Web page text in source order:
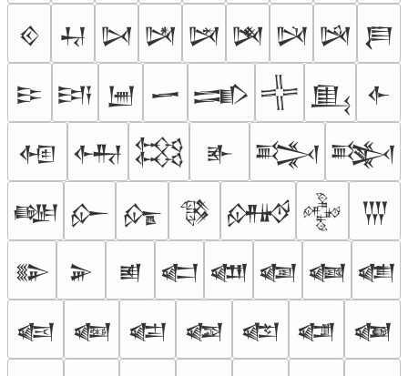
𒄶 𒄷 𒄸 𒄹 𒄺 𒄻 𒄼 𒄽 𒄾
𒄿 𒅀 𒅁 𒅂 𒅃 𒅄 𒅅 𒅆
𒅇 𒅈 𒅉 𒅊 𒅋 𒅌
𒅍 𒅎 𒅏 𒅐 𒅑 𒅒 𒅓
𒅔 𒅕 𒅖 𒅗 𒅘 𒅙 𒅚 𒅛
𒅜 𒅝 𒅞 𒅟 𒅠 𒅡 𒅢